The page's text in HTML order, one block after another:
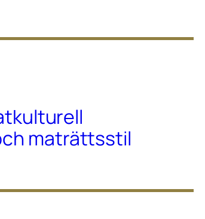
maträttsstil